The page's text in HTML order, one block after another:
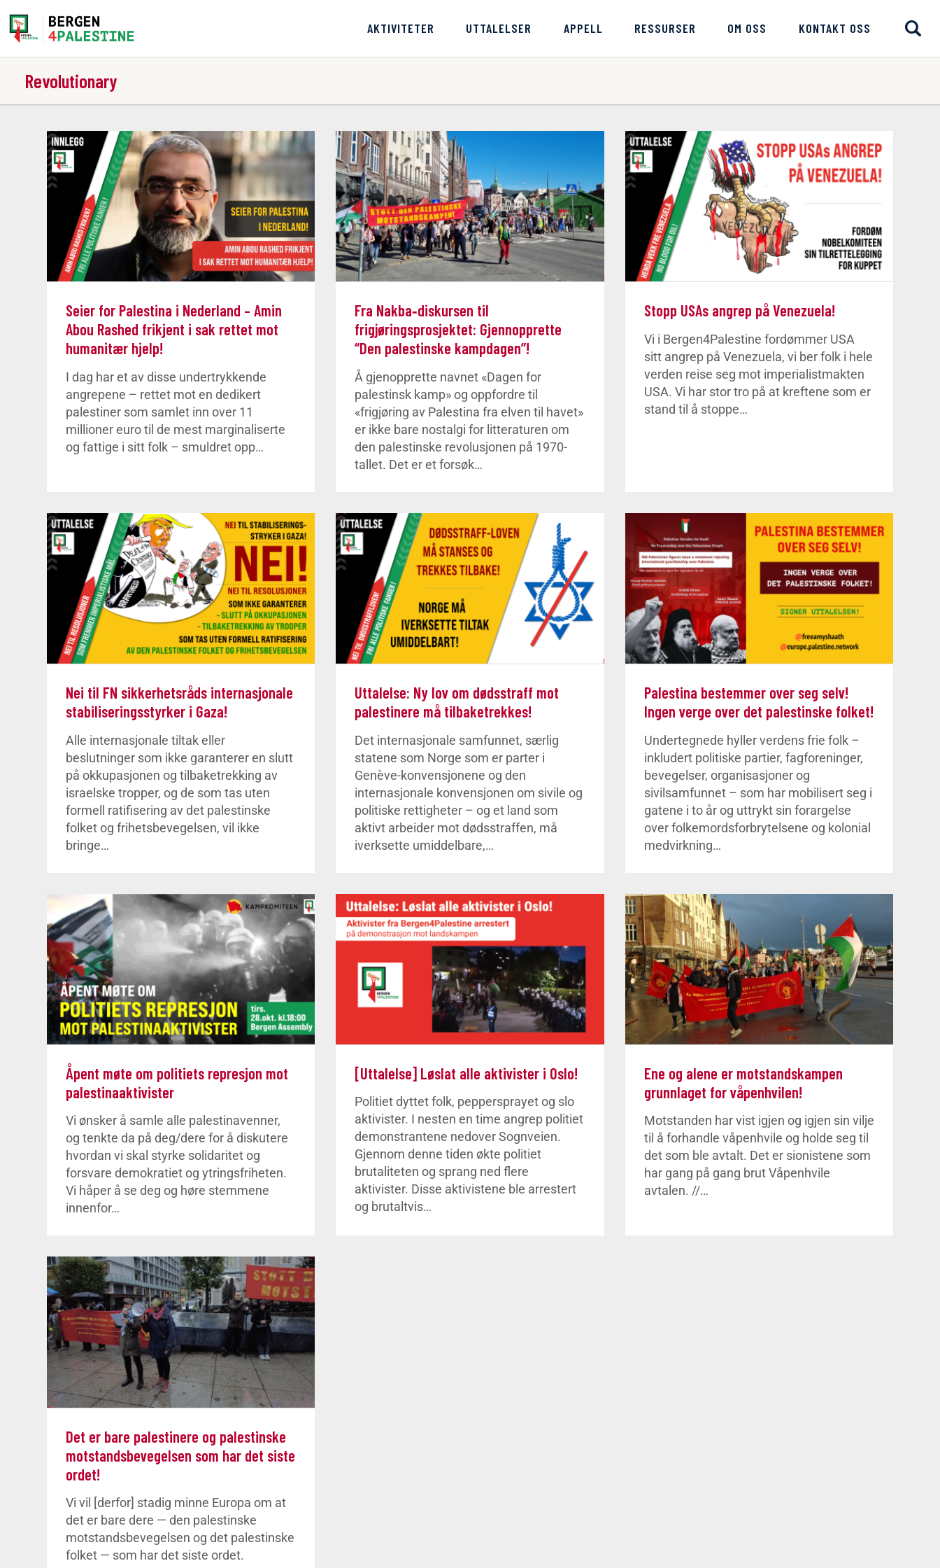
AKTIVITETER UTTALELSER APPELL RESSURSER OM OSS KONTAKT OSS
Revolutionary
Home
Aktiviteter
Bli med på laget!
Kontakt oss
Seier for Palestina i Nederland – Amin
Abou Rashed frikjent i sak rettet mot
humanitær hjelp!
I dag har et av disse undertrykkende
angrepene – rettet mot en dedikert
palestiner som samlet inn over 11
millioner euro til de mest marginaliserte
og fattige i sitt folk – smuldret opp…
Fra Nakba‑diskursen til
frigjøringsprosjektet: Gjennopprette
“Den palestinske kampdagen”!
Å gjenopprette navnet «Dagen for
palestinsk kamp» og oppfordre til
«frigjøring av Palestina fra elven til havet»
er ikke bare nostalgi for litteraturen om
den palestinske revolusjonen på 1970-
tallet. Det er et forsøk…
Stopp USAs angrep på Venezuela!
Vi i Bergen4Palestine fordømmer USA
sitt angrep på Venezuela, vi ber folk i hele
verden reise seg mot imperialistmakten
USA. Vi har stor tro på at kreftene som er
stand til å stoppe…
Nei til FN sikkerhetsråds internasjonale
stabiliseringsstyrker i Gaza!
Alle internasjonale tiltak eller
beslutninger som ikke garanterer en slutt
på okkupasjonen og tilbaketrekking av
israelske tropper, og de som tas uten
formell ratifisering av det palestinske
folket og frihetsbevegelsen, vil ikke
bringe…
Uttalelse: Ny lov om dødsstraff mot
palestinere må tilbaketrekkes!
Det internasjonale samfunnet, særlig
statene som Norge som er parter i
Genève-konvensjonene og den
internasjonale konvensjonen om sivile og
politiske rettigheter – og et land som
aktivt arbeider mot dødsstraffen, må
iverksette umiddelbare,…
Palestina bestemmer over seg selv!
Ingen verge over det palestinske folket!
Undertegnede hyller verdens frie folk –
inkludert politiske partier, fagforeninger,
bevegelser, organisasjoner og
sivilsamfunnet – som har mobilisert seg i
gatene i to år og uttrykt sin forargelse
over folkemordsforbrytelsene og kolonial
medvirkning…
Åpent møte om politiets represjon mot
palestinaaktivister
Vi ønsker å samle alle palestinavenner,
og tenkte da på deg/dere for å diskutere
hvordan vi skal styrke solidaritet og
forsvare demokratiet og ytringsfriheten.
Vi håper å se deg og høre stemmene
innenfor…
[Uttalelse] Løslat alle aktivister i Oslo!
Politiet dyttet folk, peppersprayet og slo
aktivister. I nesten en time angrep politiet
demonstrantene nedover Sognveien.
Gjennom denne tiden økte politiet
brutaliteten og sprang ned flere
aktivister. Disse aktivistene ble arrestert
og brutaltvis…
Ene og alene er motstandskampen
grunnlaget for våpenhvilen!
Motstanden har vist igjen og igjen sin vilje
til å forhandle våpenhvile og holde seg til
det som ble avtalt. Det er sionistene som
har gang på gang brut Våpenhvile
avtalen. //…
Det er bare palestinere og palestinske
motstandsbevegelsen som har det siste
ordet!
Vi vil [derfor] stadig minne Europa om at
det er bare dere — den palestinske
motstandsbevegelsen og det palestinske
folket — som har det siste ordet.